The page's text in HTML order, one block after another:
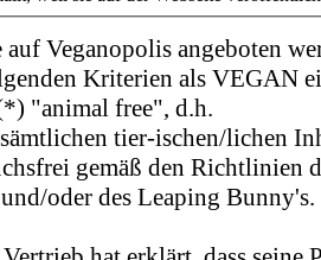
Veganopolis angeboten
Kriterien als VEGAN
"animal free", d.h.
tier-ischen/lichen
gemäß den Richtlinien
oder des Leaping Bunny's.